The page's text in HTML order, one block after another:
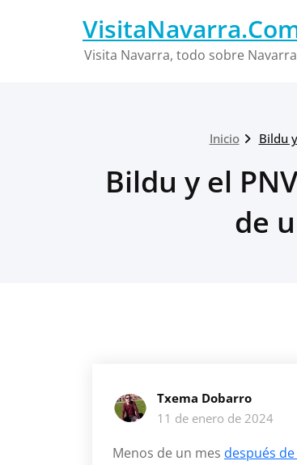
Visita Navarra, todo sobre
Inicio Bildu
Bildu y el
de
Txema Dobarro
11 de enero de 2024
Menos de un mes después